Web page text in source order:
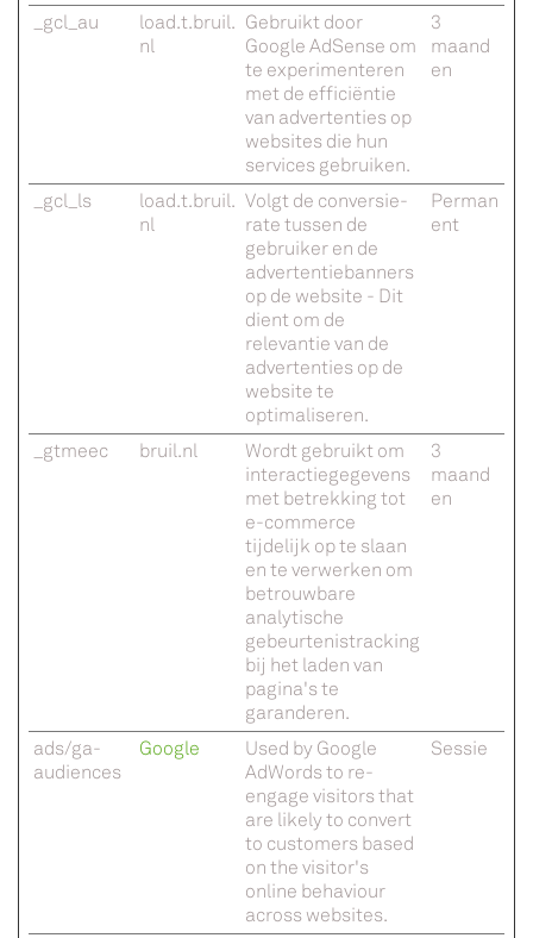
_gcl_au
load.t.bruil.
nl
Gebruikt door
Google AdSense om
te experimenteren
met de efficiëntie
van advertenties op
websites die hun
services gebruiken.
3
maand
en
_gcl_ls
load.t.bruil.
nl
Volgt de conversie-
rate tussen de
gebruiker en de
advertentiebanners
op de website - Dit
dient om de
relevantie van de
advertenties op de
website te
optimaliseren.
Perman
ent
_gtmeec bruil.nl
Wordt gebruikt om
interactiegegevens
met betrekking tot
e-commerce
tijdelijk op te slaan
en te verwerken om
betrouwbare
analytische
gebeurtenistracking
bij het laden van
pagina's te
garanderen.
3
maand
en
ads/ga-
audiences
Google
Used by Google
AdWords to re-
engage visitors that
are likely to convert
to customers based
on the visitor's
online behaviour
across websites.
Sessie